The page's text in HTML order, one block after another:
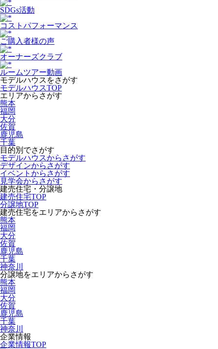
SDGs活動
コストパフォーマンス
ご購入者様の声
オーナーズクラブ
ルームツアー動画
モデルハウスをさがす
モデルハウスTOP
エリアからさがす
熊本
福岡
大分
佐賀
鹿児島
千葉
目的別でさがす
モデルハウスからさがす
デザインからさがす
イベントからさがす
見学会からさがす
建売住宅・分譲地
建売住宅TOP
分譲地TOP
建売住宅をエリアからさがす
熊本
福岡
大分
佐賀
鹿児島
千葉
神奈川
分譲地をエリアからさがす
熊本
福岡
大分
佐賀
鹿児島
千葉
神奈川
企業情報
企業情報TOP